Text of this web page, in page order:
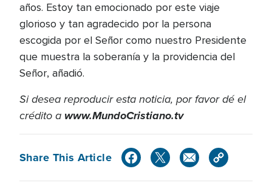
años. Estoy tan emocionado por este viaje
glorioso y tan agradecido por la persona
escogida por el Señor como nuestro Presidente
que muestra la soberanía y la providencia del
Señor, añadió.
Si desea reproducir esta noticia, por favor dé el
crédito a www.MundoCristiano.tv
Share This Article